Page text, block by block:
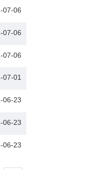
07-06
07-06
07-06
07-01
06-23
06-23
06-23